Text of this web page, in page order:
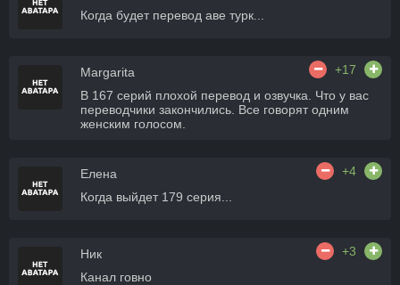
Когда будет перевод аве турк...
Margarita
+17
В 167 серий плохой перевод и озвучка. Что у вас
переводчики закончились. Все говорят одним
женским голосом.
Елена
+4
Когда выйдет 179 серия...
Ник
+3
Канал говно